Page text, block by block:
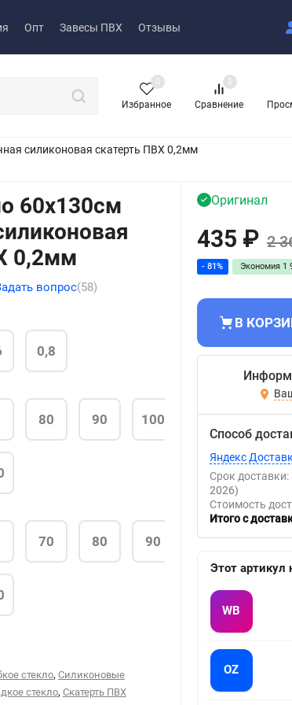
Опт Завесы ПВХ Отзывы
Избранное
0
Сравнение
0
силиконовая скатерть ПВХ 0,2мм
60x130см
0,2мм
вопрос(58)
0,8
80 90 100
70 80 90
стекло, Силиконовые
стекло, Скатерть ПВХ
Оригинал
435 ₽ 2
- 81% Экономия 1
В
Способ
Яндекс
Срок доставки:
2026)
Стоимость
Итого с
Этот артикул
WB
OZ